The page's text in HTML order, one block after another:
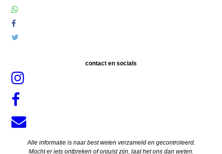
contact en socials
Alle informatie is naar best weten verzameld en gecontroleerd.
Mocht er iets ontbreken of onjuist zijn, laat het ons dan weten.